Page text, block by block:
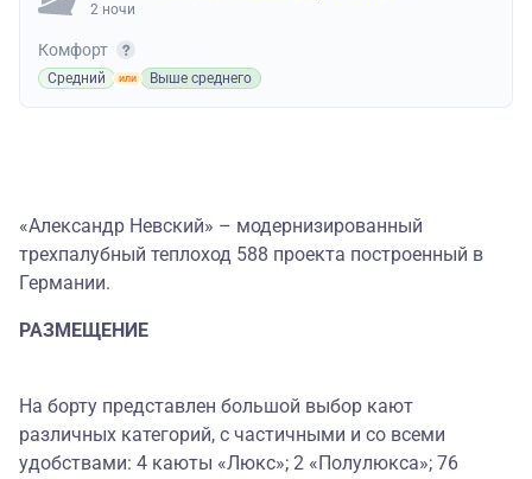
2 ночи
Комфорт
Средний Выше среднего
«Александр Невский» – модернизированный
трехпалубный теплоход 588 проекта построенный в
Германии.
РАЗМЕЩЕНИЕ
На борту представлен большой выбор кают
различных категорий, с частичными и со всеми
удобствами: 4 каюты «Люкс»; 2 «Полулюкса»; 76